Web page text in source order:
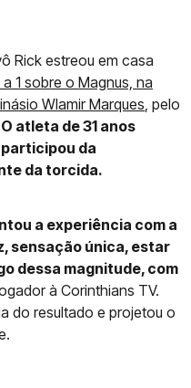
Rick estreou em casa
1 sobre o Magnus, na
Wlamir Marques, pelo
O atleta de 31 anos
da
da torcida.
a experiência com a
sensação única, estar
dessa magnitude, com
à Corinthians TV.
do resultado e projetou o